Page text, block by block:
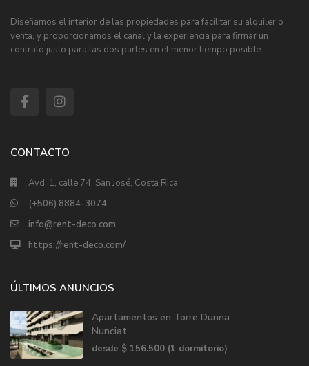
Diseñamos el interior de las propiedades para facilitar su alquiler o
venta, y proporcionamos el canal y la experiencia para firmar un
contrato justo para las dos partes en el menor tiempo posible.
CONTACTO
Avd. 1, calle 74. San José, Costa Rica
(+506) 8884-3074
info@rent-deco.com
https://rent-deco.com/
ÚLTIMOS ANUNCIOS
Apartamentos en Torre Dunna
Nunciat...
desde $ 156.500 (1 dormitorio)